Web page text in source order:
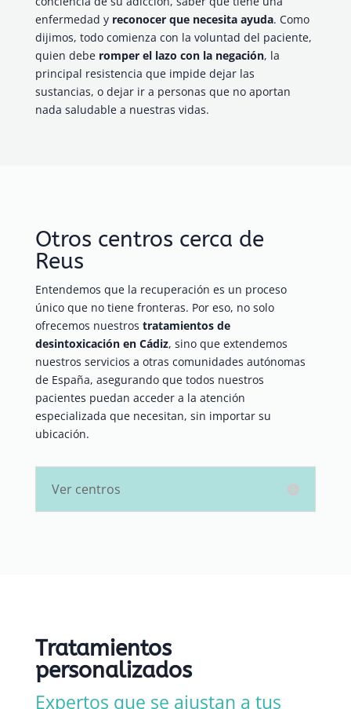
enfermedad y reconocer que necesita ayuda. Como
dijimos, todo comienza con la voluntad del paciente,
quien debe romper el lazo con la negación, la
principal resistencia que impide dejar las
sustancias, o dejar ir a personas que no aportan
nada saludable a nuestras vidas.
Otros centros cerca de
Reus
Entendemos que la recuperación es un proceso
único que no tiene fronteras. Por eso, no solo
ofrecemos nuestros tratamientos de
desintoxicación en Cádiz, sino que extendemos
nuestros servicios a otras comunidades autónomas
de España, asegurando que todos nuestros
pacientes puedan acceder a la atención
especializada que necesitan, sin importar su
ubicación.
Ver centros
Tratamientos
personalizados
Expertos que se ajustan a tus